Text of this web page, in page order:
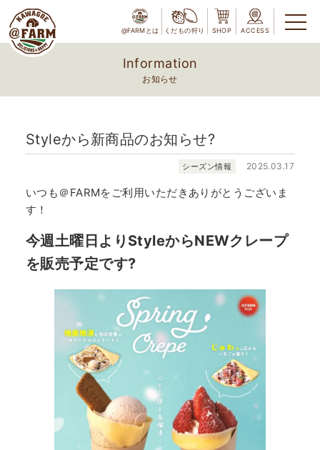
@FARMとは くだもの狩り SHOP ACCESS
Information
お知らせ
Styleから新商品のお知らせ?
シーズン情報 2025.03.17
いつも＠FARMをご利用いただきありがとうございま
す！
今週土曜日よりStyleからNEWクレープ
を販売予定です?